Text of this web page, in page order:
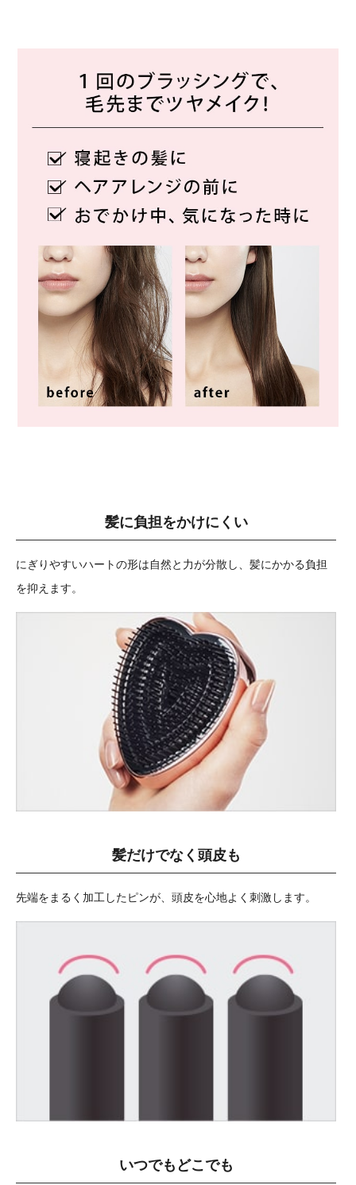
髪に負担をかけにくい
にぎりやすいハートの形は自然と力が分散し、髪にかかる負担
を抑えます。
髪だけでなく頭皮も
先端をまるく加工したピンが、頭皮を心地よく刺激します。
いつでもどこでも